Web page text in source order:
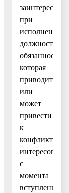
при
исполнении
должностных
обязанностей,
которая
приводит
или
может
привести
к
конфликту
интересов»
с
момента
вступления